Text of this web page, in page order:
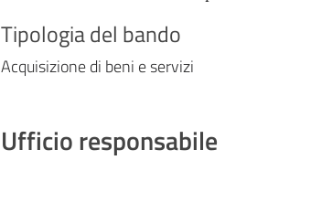
Tipologia del bando
Acquisizione di beni e servizi
Ufficio responsabile